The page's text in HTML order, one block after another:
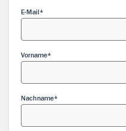
E-Mail
Vorname
Nachname